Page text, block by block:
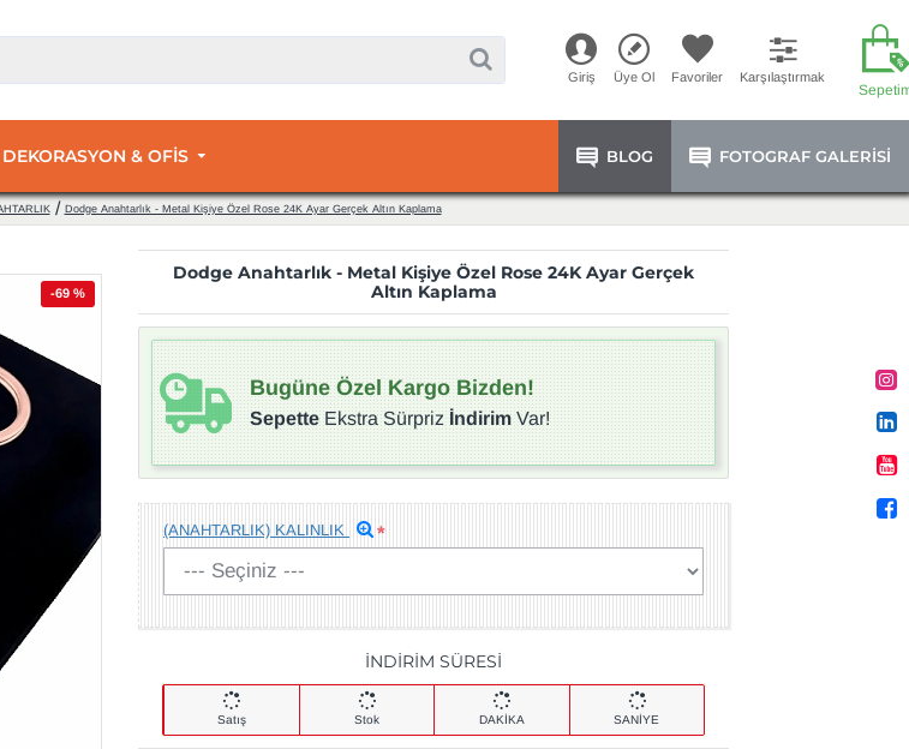
Giriş Üye Ol Favoriler Karşılaştırmak
DEKORASYON & OFİS BLOG FOTOGRAF GALERISI
Dodge Anahtarlık - Metal Kişiye Özel Rose 24K Ayar Gerçek Altın Kaplama
-69 %
Dodge Anahtarlık - Metal Kişiye Özel Rose 24K Ayar Gerçek
Altın Kaplama
İNDİRİM SÜRESİ
Satış Stok DAKİKA SANİYE
(ANAHTARLIK) KALINLIK
Bugüne Özel Kargo Bizden!
SepetteEkstra SürprizİndirimVar!